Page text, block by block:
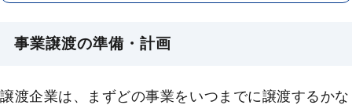
事業譲渡の準備・計画
譲渡企業は、まずどの事業をいつまでに譲渡するかな